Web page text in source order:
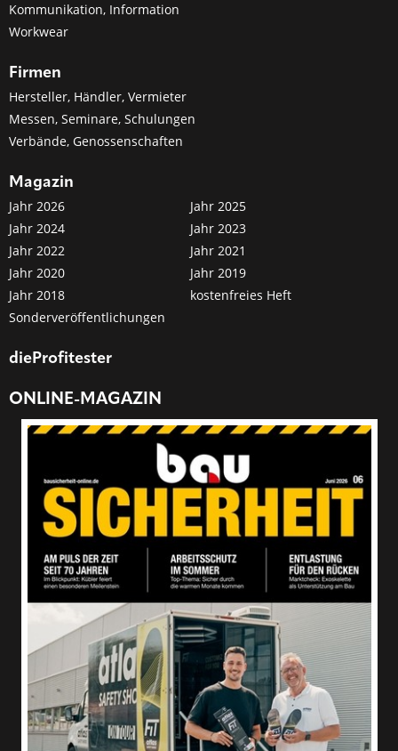
Kommunikation, Information
Workwear
Firmen
Hersteller, Händler, Vermieter
Messen, Seminare, Schulungen
Verbände, Genossenschaften
Magazin
Jahr 2026
Jahr 2025
Jahr 2024
Jahr 2023
Jahr 2022
Jahr 2021
Jahr 2020
Jahr 2019
Jahr 2018
kostenfreies Heft
Sonderveröffentlichungen
dieProfitester
ONLINE-MAGAZIN